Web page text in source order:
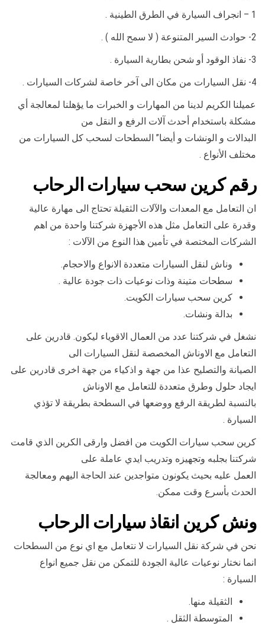
1 – انجراف السيارة في الطرق الطينية .
2- حوادث السير المتنوعة ( لا سمح الله ) .
3- نفاذ الوقود أو شحن بطارية السيارة .
4- نقل السيارات من مكان الى آخر خاصة لشركات السيارات .
عميلنا الكريم لدينا من المهارات و الخبرات ما يؤهلنا لمعالجة أي
مشكلة باستخدام أحدث آلات الرفع و النقل من
البدالات و الونشات و أيضا” السطحات لسحب كل السيارات من
مختلف الأنواع .
رقمكرين سحب سيارات الرحاب
ان التعامل مع المعدات والآلات الثقيلة تحتاج الى مهارة عالية
وقدرة على التعامل مثل هذه الأجهزة شركتنا واحدة من اهم
الشركات المختصة في تأمين هذا النوع من الآلات :
وناش لنقل السيارات متعددة الانواع والاحجام.
سطحات متينة وذات نوعيات ذات جودة عالية .
كرين سحب سيارات الكويت.
بدالة ونشات.
نشغل في شركتنا عدد من العمال الاقوياء ليكون. قادرين على
التعامل مع الاوناش المخصصة لنقل السيارات الى
الصيانة والتصليح عذا من جهة و اذكياء من جهة اخرى قادرين على
ايجاد حلول وطرق متعددة للتعامل مع الاوناش
بالنسبة لطريقة الرفع ووضعها في السطحة بطريقة لا تؤذي
السيارة .
كرين سحب سيارات الكويت من افضل وارقى الكرين الذي قامت
شركتنا بجلبه وتجهيزه وتدريب ايدي عاملة على
العمل عليه بحيث يكونون متواجدين عند الحاجة اليهم ومعالجة
الحدث بأسرع وقت ممكن.
ونش كرين انقاذ سيارات الرحاب
نحن في شركة نقل السيارات لا نتعامل مع اي نوع من السطحات
انما نختار نوعيات عالية الجودة للتمكن من نقل جميع انواع
السيارة :
الثقيلة منها.
المتوسطة الثقل .